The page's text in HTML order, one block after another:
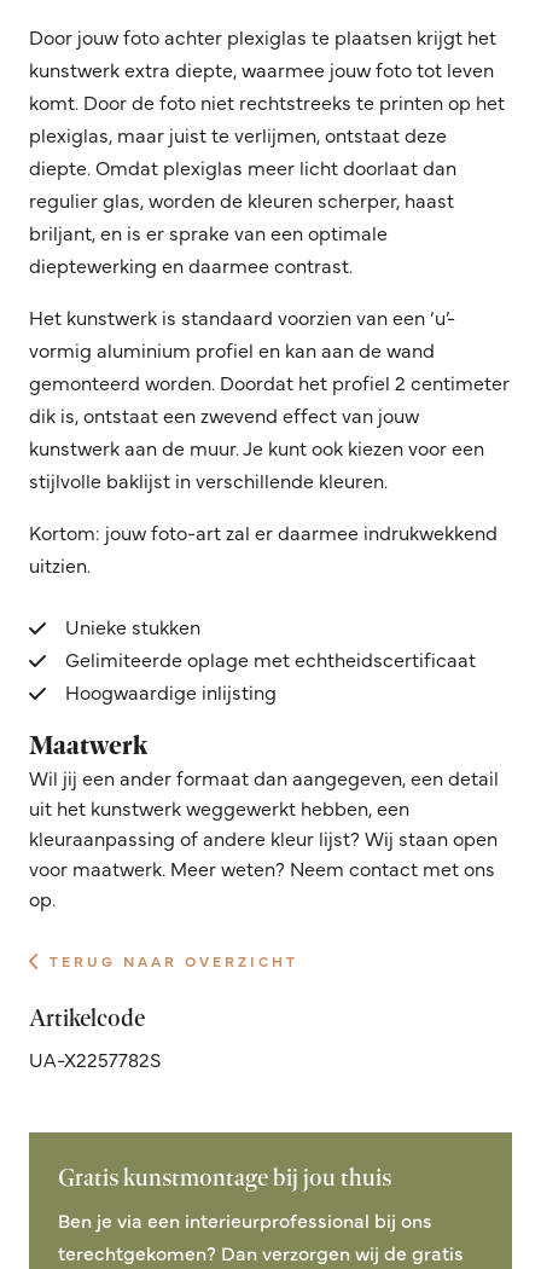
Door jouw foto achter plexiglas te plaatsen krijgt het
kunstwerk extra diepte, waarmee jouw foto tot leven
komt. Door de foto niet rechtstreeks te printen op het
plexiglas, maar juist te verlijmen, ontstaat deze
diepte. Omdat plexiglas meer licht doorlaat dan
regulier glas, worden de kleuren scherper, haast
briljant, en is er sprake van een optimale
dieptewerking en daarmee contrast.
Het kunstwerk is standaard voorzien van een ‘u’-
vormig aluminium profiel en kan aan de wand
gemonteerd worden. Doordat het profiel 2 centimeter
dik is, ontstaat een zwevend effect van jouw
kunstwerk aan de muur. Je kunt ook kiezen voor een
stijlvolle baklijst in verschillende kleuren.
Kortom: jouw foto-art zal er daarmee indrukwekkend
uitzien.
Unieke stukken
Gelimiteerde oplage met echtheidscertificaat
Hoogwaardige inlijsting
Maatwerk
Wil jij een ander formaat dan aangegeven, een detail
uit het kunstwerk weggewerkt hebben, een
kleuraanpassing of andere kleur lijst? Wij staan open
voor maatwerk. Meer weten? Neem contact met ons
op.
TERUG NAAR OVERZICHT
Artikelcode
UA-X2257782S
Gratis kunstmontage bij jou thuis
Ben je via een interieurprofessional bij ons
terechtgekomen? Dan verzorgen wij de gratis